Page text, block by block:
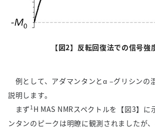
【図2】反転回復法での信号強
例として、アダマンタンとα –グリシンの
説明します。
まず 1 H MAS NMRスペクトルを【図3】に
ンタンのピークは明瞭に観測されましたが